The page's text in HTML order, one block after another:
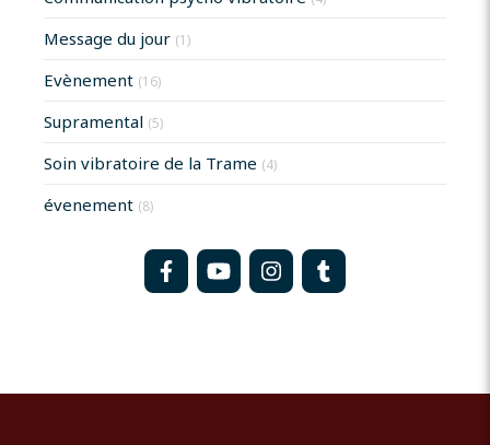
Message du jour (1)
Evènement (16)
Supramental (5)
Soin vibratoire de la Trame (4)
évenement (8)